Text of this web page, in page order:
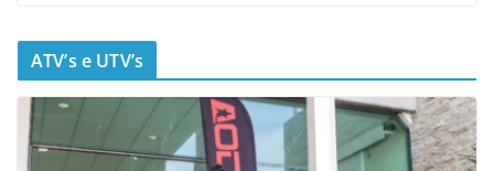
ATV’s e UTV’s